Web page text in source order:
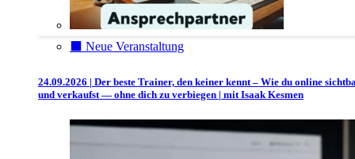
⬛️ Neue Veranstaltung
24.09.2026 | Der beste Trainer, den keiner kennt – Wie du online
und verkaufst — ohne dich zu verbiegen | mit Isaak Kesmen